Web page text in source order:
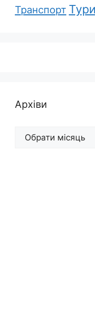
Транспорт
Архіви
Архіви